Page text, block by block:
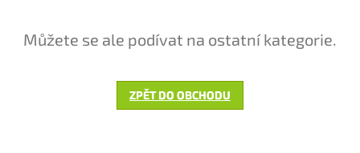
Můžete se ale podívat na ostatní kategorie.
ZPĚT DO OBCHODU